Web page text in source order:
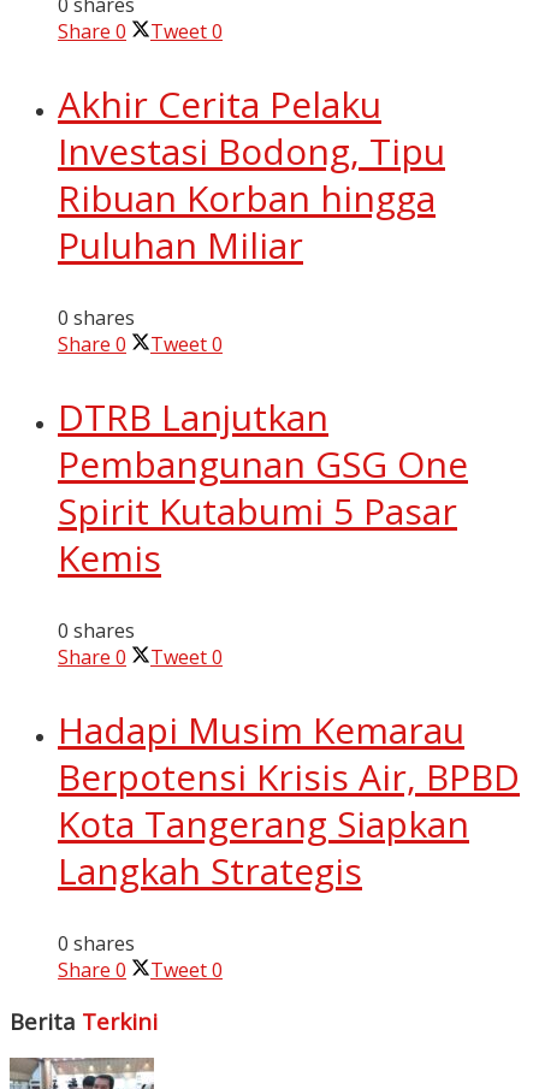
Share 0 Tweet0
Akhir Cerita Pelaku
Investasi Bodong, Tipu
Ribuan Korban hingga
Puluhan Miliar
0 shares
Share 0 Tweet0
DTRB Lanjutkan
Pembangunan GSG One
Spirit Kutabumi 5 Pasar
Kemis
0 shares
Share 0 Tweet0
Hadapi Musim Kemarau
Berpotensi Krisis Air, BPBD
Kota Tangerang Siapkan
Langkah Strategis
0 shares
Share 0 Tweet0
Berita Terkini